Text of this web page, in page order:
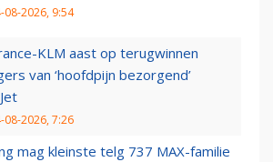
08-2026, 9:54
KLM aast op terugwinnen
van ‘hoofdpijn bezorgend’
08-2026, 7:26
mag kleinste telg 737 MAX-familie